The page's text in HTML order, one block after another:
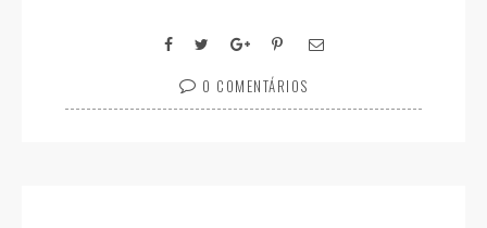
0 COMENTÁRIOS